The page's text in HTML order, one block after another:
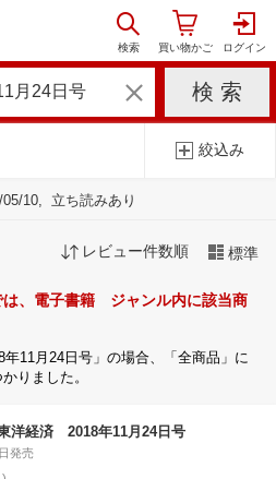
絞込み
05/10 立ち読みあり
レビュー件数順 標準
は、電子書籍 ジャンル内に該当商
11月24日号」の場合、「全商品」に
りました。
洋経済 2018年11月24日号
発売